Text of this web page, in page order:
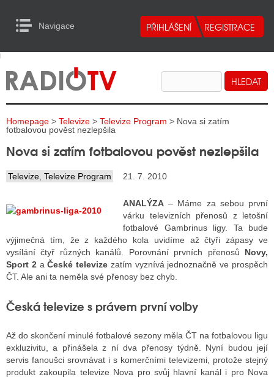
Navigace
RADIA
TELEVIZE
INTERNET
TISK
RÁDIÍ
VYSÍLAČE
TELEVIZE
TELEVIZÍ
VYSÍLAČE
to Content
Homepage > Televize > Televize Program > Nova si zatím
fotbalovou pověst nezlepšila
Nova si zatím fotbalovou pověst nezlepšila
Televize Televize Program 21. 7. 2010
ANALÝZA – Máme za sebou první
várku televizních přenosů z letošní
fotbalové Gambrinus ligy. Ta bude
výjimečná tím, že z každého kola uvidíme až čtyři zápasy ve
vysílání čtyř různých kanálů. Porovnání prvních přenosů Novy,
Sport 2aČeské televize zatím vyznívá jednoznačně ve prospěch
ČT. Ale ani ta neměla své přenosy bez chyb.
Česká televize s právem první volby
Až do skončení minulé fotbalové sezony měla ČT na fotbalovou ligu
exkluzivitu, a přinášela z ní dva přenosy týdně. Nyní budou její
servis fanoušci srovnávat i s komerčními televizemi, protože stejný
produkt zakoupila televize Nova pro svůj hlavní kanál i pro Nova